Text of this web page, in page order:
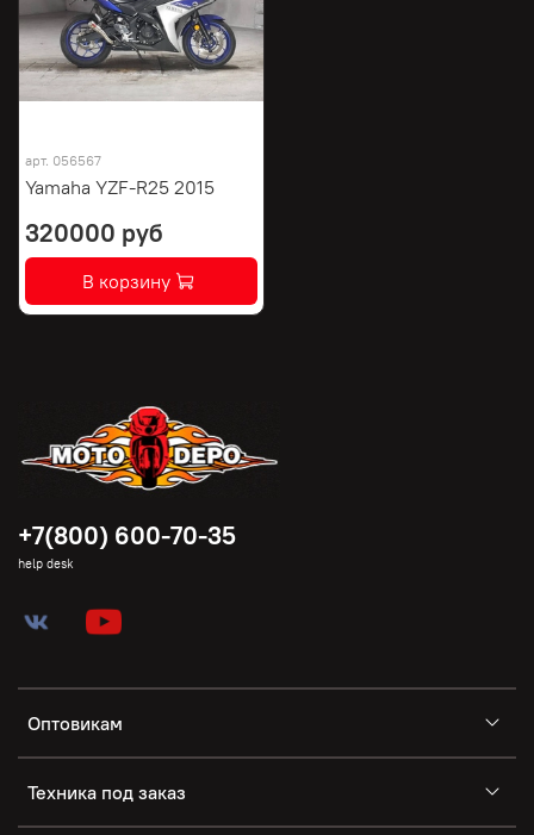
арт. 056567
Yamaha YZF-R25 2015
320000 руб
В корзину
Оптовикам
Техника под заказ
+7(800) 600-70-35
help desk